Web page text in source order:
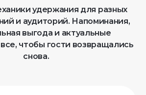
удержания для разных
и аудиторий. Напоминания,
выгода и актуальные
чтобы гости возвращались
снова.